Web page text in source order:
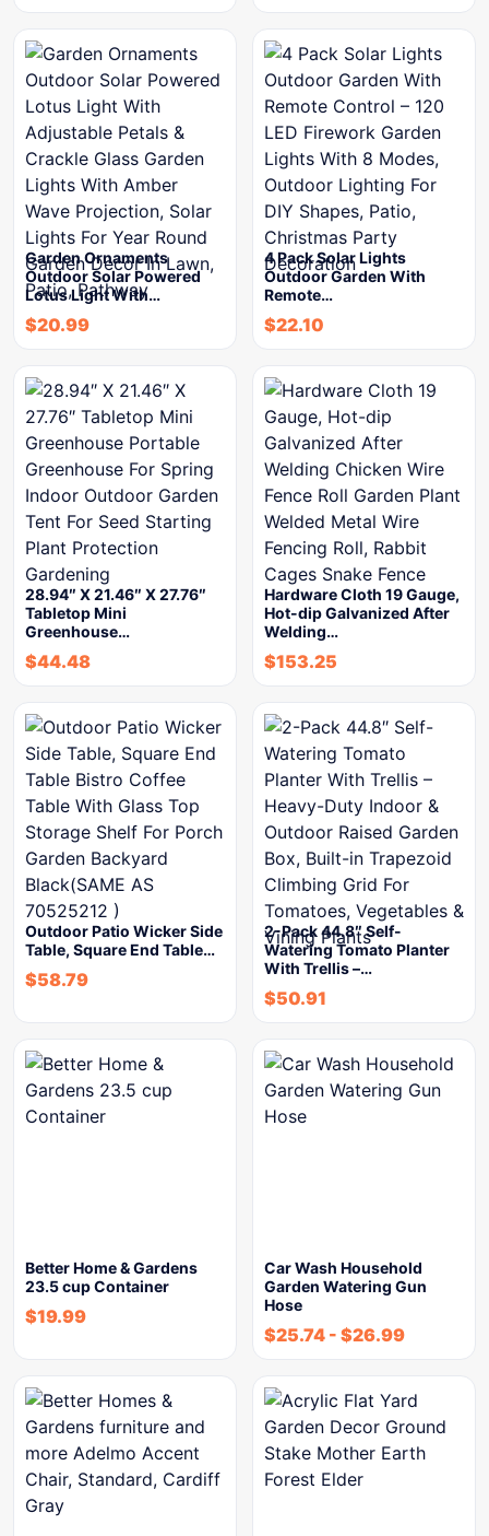
Garden Ornaments
Outdoor Solar Powered
Lotus Light With…
$20.99
4 Pack Solar Lights
Outdoor Garden With
Remote…
$22.10
28.94″ X 21.46″ X 27.76″
Tabletop Mini
Greenhouse…
$44.48
Hardware Cloth 19 Gauge,
Hot-dip Galvanized After
Welding…
$153.25
Outdoor Patio Wicker Side
Table, Square End Table…
$58.79
2-Pack 44.8″ Self-
Watering Tomato Planter
With Trellis –…
$50.91
Better Home & Gardens
23.5 cup Container
$19.99
Car Wash Household
Garden Watering Gun
Hose
$25.74 - $26.99